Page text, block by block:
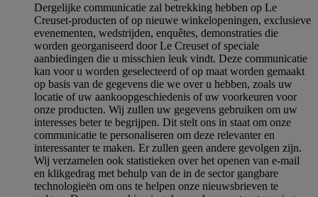
Dergelijke communicatie zal betrekking hebben op Le
Creuset-producten of op nieuwe winkelopeningen, exclusieve
evenementen, wedstrijden, enquêtes, demonstraties die
worden georganiseerd door Le Creuset of speciale
aanbiedingen die u misschien leuk vindt. Deze communicatie
kan voor u worden geselecteerd of op maat worden gemaakt
op basis van de gegevens die we over u hebben, zoals uw
locatie of uw aankoopgeschiedenis of uw voorkeuren voor
onze producten. Wij zullen uw gegevens gebruiken om uw
interesses beter te begrijpen. Dit stelt ons in staat om onze
communicatie te personaliseren om deze relevanter en
interessanter te maken. Er zullen geen andere gevolgen zijn.
Wij verzamelen ook statistieken over het openen van e-mail
en klikgedrag met behulp van de in de sector gangbare
technologieën om ons te helpen onze nieuwsbrieven te